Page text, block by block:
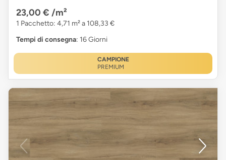
23,00 € /m²
1 Pacchetto: 4,71 m² a 108,33 €
Tempi di consegna: 16 Giorni
CAMPIONE
PREMIUM